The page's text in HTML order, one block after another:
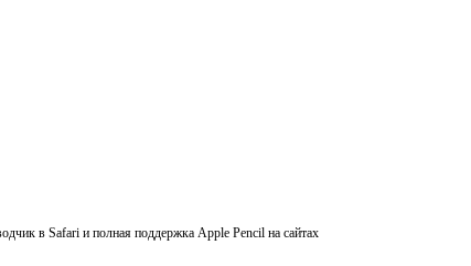
в Safari и полная поддержка Apple Pencil на сайтах